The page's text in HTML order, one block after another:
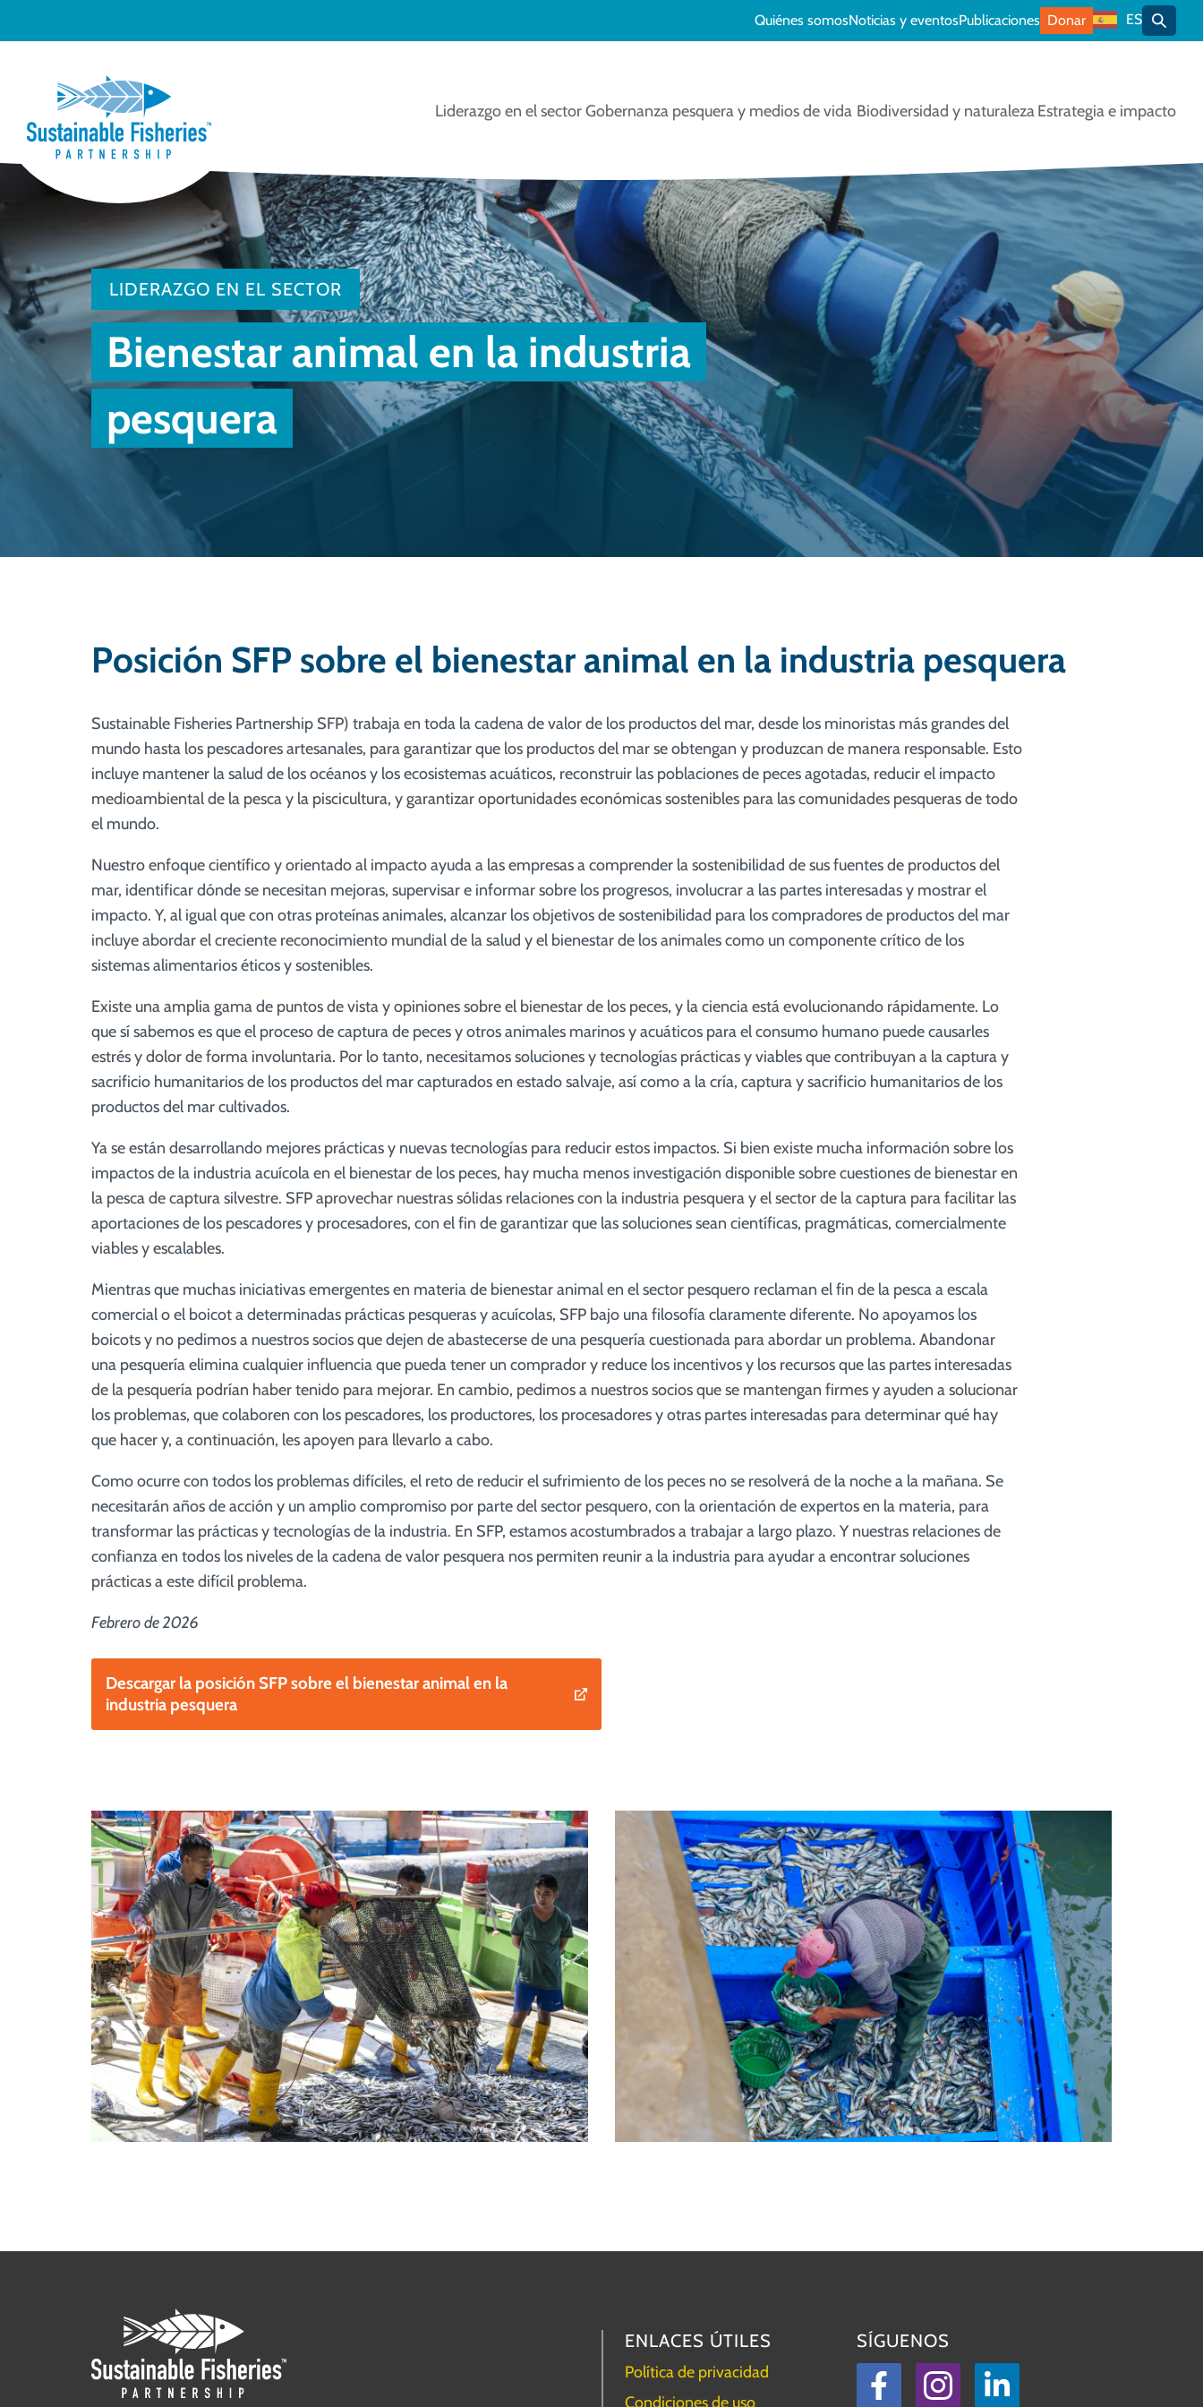
Liderazgo en el sector Gobernanza pesquera y medios de vida Biodiversidad y naturaleza Estrategia e impacto
Quiénes somosNoticias y eventosPublicaciones Donar ES
LIDERAZGO EN EL SECTOR
Bienestar animal en la industria
pesquera
Posición SFP sobre el bienestar animal en la industria pesquera
Sustainable Fisheries Partnership SFP) trabaja en toda la cadena de valor de los productos del mar, desde los minoristas más grandes del
mundo hasta los pescadores artesanales, para garantizar que los productos del mar se obtengan y produzcan de manera responsable. Esto
incluye mantener la salud de los océanos y los ecosistemas acuáticos, reconstruir las poblaciones de peces agotadas, reducir el impacto
medioambiental de la pesca y la piscicultura, y garantizar oportunidades económicas sostenibles para las comunidades pesqueras de todo
el mundo.
Nuestro enfoque científico y orientado al impacto ayuda a las empresas a comprender la sostenibilidad de sus fuentes de productos del
mar, identificar dónde se necesitan mejoras, supervisar e informar sobre los progresos, involucrar a las partes interesadas y mostrar el
impacto. Y, al igual que con otras proteínas animales, alcanzar los objetivos de sostenibilidad para los compradores de productos del mar
incluye abordar el creciente reconocimiento mundial de la salud y el bienestar de los animales como un componente crítico de los
sistemas alimentarios éticos y sostenibles.
Existe una amplia gama de puntos de vista y opiniones sobre el bienestar de los peces, y la ciencia está evolucionando rápidamente. Lo
que sí sabemos es que el proceso de captura de peces y otros animales marinos y acuáticos para el consumo humano puede causarles
estrés y dolor de forma involuntaria. Por lo tanto, necesitamos soluciones y tecnologías prácticas y viables que contribuyan a la captura y
sacrificio humanitarios de los productos del mar capturados en estado salvaje, así como a la cría, captura y sacrificio humanitarios de los
productos del mar cultivados.
Ya se están desarrollando mejores prácticas y nuevas tecnologías para reducir estos impactos. Si bien existe mucha información sobre los
impactos de la industria acuícola en el bienestar de los peces, hay mucha menos investigación disponible sobre cuestiones de bienestar en
la pesca de captura silvestre. SFP aprovechar nuestras sólidas relaciones con la industria pesquera y el sector de la captura para facilitar las
aportaciones de los pescadores y procesadores, con el fin de garantizar que las soluciones sean científicas, pragmáticas, comercialmente
viables y escalables.
Mientras que muchas iniciativas emergentes en materia de bienestar animal en el sector pesquero reclaman el fin de la pesca a escala
comercial o el boicot a determinadas prácticas pesqueras y acuícolas, SFP bajo una filosofía claramente diferente. No apoyamos los
boicots y no pedimos a nuestros socios que dejen de abastecerse de una pesquería cuestionada para abordar un problema. Abandonar
una pesquería elimina cualquier influencia que pueda tener un comprador y reduce los incentivos y los recursos que las partes interesadas
de la pesquería podrían haber tenido para mejorar. En cambio, pedimos a nuestros socios que se mantengan firmes y ayuden a solucionar
los problemas, que colaboren con los pescadores, los productores, los procesadores y otras partes interesadas para determinar qué hay
que hacer y, a continuación, les apoyen para llevarlo a cabo.
Como ocurre con todos los problemas difíciles, el reto de reducir el sufrimiento de los peces no se resolverá de la noche a la mañana. Se
necesitarán años de acción y un amplio compromiso por parte del sector pesquero, con la orientación de expertos en la materia, para
transformar las prácticas y tecnologías de la industria. En SFP, estamos acostumbrados a trabajar a largo plazo. Y nuestras relaciones de
confianza en todos los niveles de la cadena de valor pesquera nos permiten reunir a la industria para ayudar a encontrar soluciones
prácticas a este difícil problema.
Febrero de 2026
Descargar la posición SFP sobre el bienestar animal en la
industria pesquera
ENLACES ÚTILES
Política de privacidad
Condiciones de uso
SÍGUENOS
Facebook
Instagram
LinkedIn